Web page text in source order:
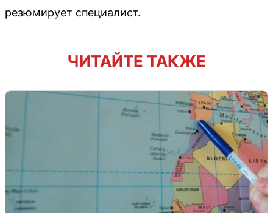
резюмирует специалист.
ЧИТАЙТЕ ТАКЖЕ